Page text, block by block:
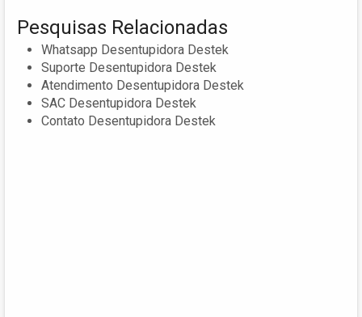
Pesquisas Relacionadas
Whatsapp Desentupidora Destek
Suporte Desentupidora Destek
Atendimento Desentupidora Destek
SAC Desentupidora Destek
Contato Desentupidora Destek